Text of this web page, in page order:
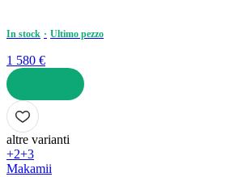
In stock Ultimo pezzo
1 580 €
AGGIUNGI
altre varianti
+2+3
Makamii